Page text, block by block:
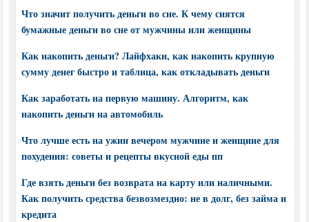
Что значит получить деньги во сне. К чему снятся
бумажные деньги во сне от мужчины или женщины
Как накопить деньги? Лайфхаки, как накопить крупную
сумму денег быстро и таблица, как откладывать деньги
Как заработать на первую машину. Алгоритм, как
накопить деньги на автомобиль
Что лучше есть на ужин вечером мужчине и женщине для
похудения: советы и рецепты вкусной еды пп
Где взять деньги без возврата на карту или наличными.
Как получить средства безвозмездно: не в долг, без займа и
кредита